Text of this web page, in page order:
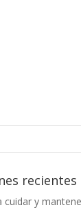
recientes
cuidar y